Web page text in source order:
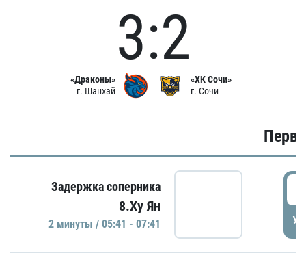
«Драконы»
г. Шанхай
3:2
«ХК Сочи»
г. Сочи
Задержка соперника
8.Ху Ян
2 минуты / 05:41 - 07:41